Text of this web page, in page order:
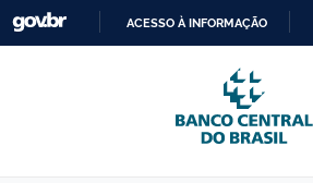
Skip to main content
PARA
O
CONTEÚDO
ACESSO À INFORMAÇÃO